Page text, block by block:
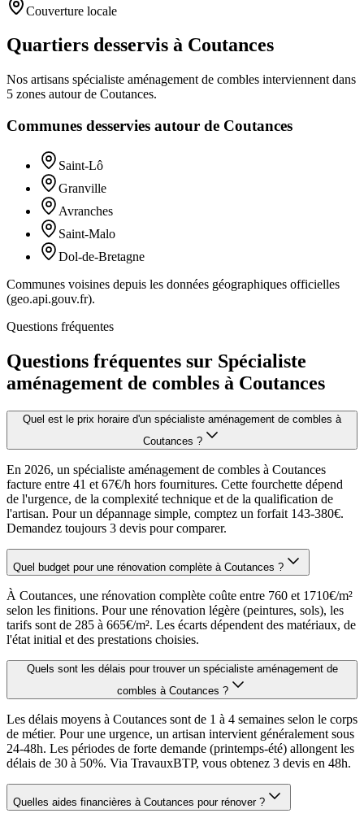
Couverture locale
Quartiers desservis à Coutances
Nos artisans spécialiste aménagement de combles interviennent dans
5 zones autour de Coutances.
Communes desservies autour de Coutances
Saint-Lô
Granville
Avranches
Saint-Malo
Dol-de-Bretagne
Communes voisines depuis les données géographiques officielles
(geo.api.gouv.fr).
Questions fréquentes
Questions fréquentes sur Spécialiste
aménagement de combles à Coutances
Quel est le prix horaire d'un spécialiste aménagement de combles à
Coutances ?
En 2026, un spécialiste aménagement de combles à Coutances
facture entre 41 et 67€/h hors fournitures. Cette fourchette dépend
de l'urgence, de la complexité technique et de la qualification de
l'artisan. Pour un dépannage simple, comptez un forfait 143-380€.
Demandez toujours 3 devis pour comparer.
Quel budget pour une rénovation complète à Coutances ?
À Coutances, une rénovation complète coûte entre 760 et 1710€/m²
selon les finitions. Pour une rénovation légère (peintures, sols), les
tarifs sont de 285 à 665€/m². Les écarts dépendent des matériaux, de
l'état initial et des prestations choisies.
Quels sont les délais pour trouver un spécialiste aménagement de
combles à Coutances ?
Les délais moyens à Coutances sont de 1 à 4 semaines selon le corps
de métier. Pour une urgence, un artisan intervient généralement sous
24-48h. Les périodes de forte demande (printemps-été) allongent les
délais de 30 à 50%. Via TravauxBTP, vous obtenez 3 devis en 48h.
Quelles aides financières à Coutances pour rénover ?